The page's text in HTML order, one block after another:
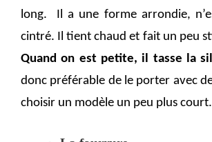
long. Il a une forme arrondie,
cintré. Il tient chaud et fait un peu
Quand on est petite, il tasse la
donc préférable de le porter avec
choisir un modèle un peu plus court.